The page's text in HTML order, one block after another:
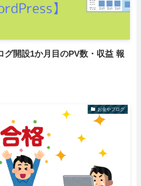
グ開設1か月目のPV数・収益 報
お金やブログ